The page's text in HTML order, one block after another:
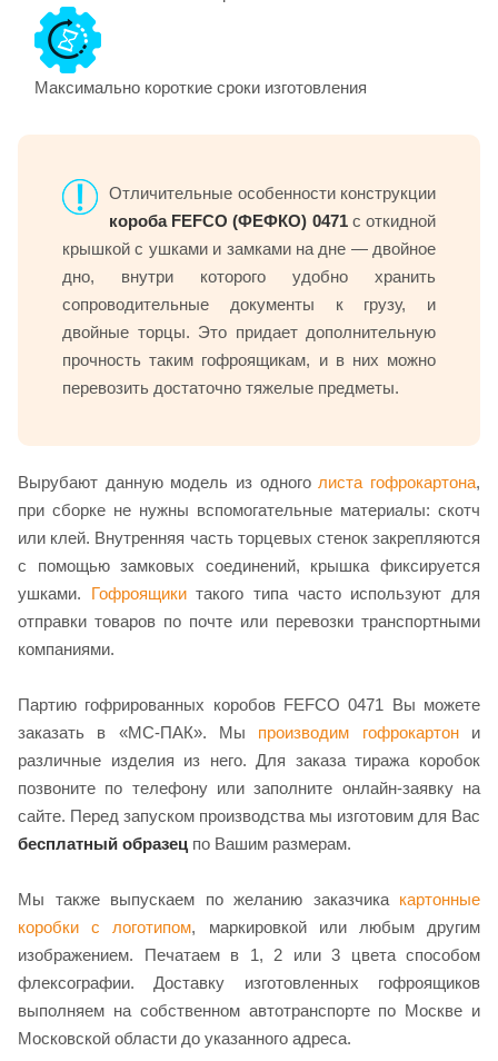
Максимально короткие сроки изготовления
Отличительные особенности конструкции
короба FEFCO (ФЕФКО) 0471с откидной
крышкой с ушками и замками на дне — двойное
дно, внутри которого удобно хранить
сопроводительные документы к грузу, и
двойные торцы. Это придает дополнительную
прочность таким гофроящикам, и в них можно
перевозить достаточно тяжелые предметы.
Вырубают данную модель из одного листа гофрокартона,
при сборке не нужны вспомогательные материалы: скотч
или клей. Внутренняя часть торцевых стенок закрепляются
с помощью замковых соединений, крышка фиксируется
ушками. Гофроящикитакого типа часто используют для
отправки товаров по почте или перевозки транспортными
компаниями.
Партию гофрированных коробов FEFCO 0471 Вы можете
заказать в «МС-ПАК». Мы производим гофрокартони
различные изделия из него. Для заказа тиража коробок
позвоните по телефону или заполните онлайн-заявку на
сайте. Перед запуском производства мы изготовим для Вас
бесплатный образец по Вашим размерам.
Мы также выпускаем по желанию заказчика картонные
коробки с логотипом, маркировкой или любым другим
изображением. Печатаем в 1, 2 или 3 цвета способом
флексографии. Доставку изготовленных гофроящиков
выполняем на собственном автотранспорте по Москве и
Московской области до указанного адреса.